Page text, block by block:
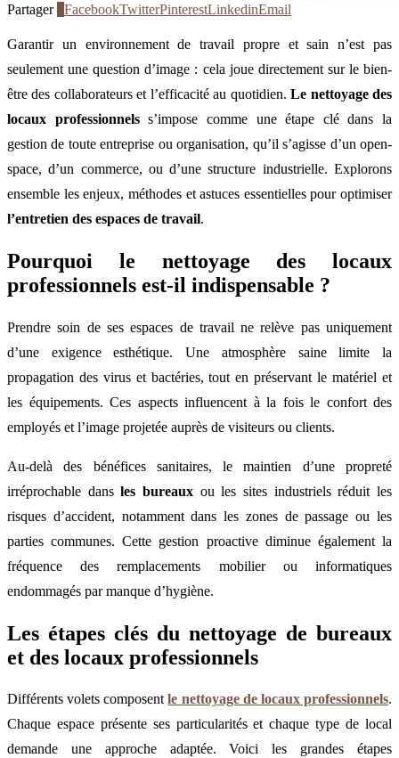
Partager FacebookTwitterPinterestLinkedinEmail
Garantir un environnement de travail propre et sain n’est pas
seulement une question d’image : cela joue directement sur le bien-
être des collaborateurs et l’efficacité au quotidien.Le nettoyage des
locaux professionnelss’impose comme une étape clé dans la
gestion de toute entreprise ou organisation, qu’il s’agisse d’un open-
space, d’un commerce, ou d’une structure industrielle. Explorons
ensemble les enjeux, méthodes et astuces essentielles pour optimiser
l’entretien des espaces de travail.
Pourquoi le nettoyage des locaux
professionnels est-il indispensable ?
Prendre soin de ses espaces de travail ne relève pas uniquement
d’une exigence esthétique. Une atmosphère saine limite la
propagation des virus et bactéries, tout en préservant le matériel et
les équipements. Ces aspects influencent à la fois le confort des
employés et l’image projetée auprès de visiteurs ou clients.
Au-delà des bénéfices sanitaires, le maintien d’une propreté
irréprochable dansles bureaux ou les sites industriels réduit les
risques d’accident, notamment dans les zones de passage ou les
parties communes. Cette gestion proactive diminue également la
fréquence des remplacements mobilier ou informatiques
endommagés par manque d’hygiène.
Les étapes clés du nettoyage de bureaux
et des locaux professionnels
Différents volets composentle nettoyage de locaux professionnels.
Chaque espace présente ses particularités et chaque type de local
demande une approche adaptée. Voici les grandes étapes